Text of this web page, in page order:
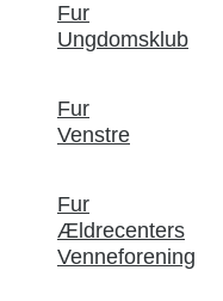
Fur
Ungdomsklub
Fur
Venstre
Fur
Ældrecenters
Venneforening